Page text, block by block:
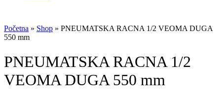
Početna » Shop » PNEUMATSKA RACNA 1/2 VEOMA DUGA
550 mm
PNEUMATSKA RACNA 1/2
VEOMA DUGA 550 mm